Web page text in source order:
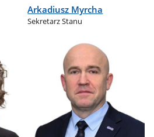
Arkadiusz Myrcha
Sekretarz Stanu